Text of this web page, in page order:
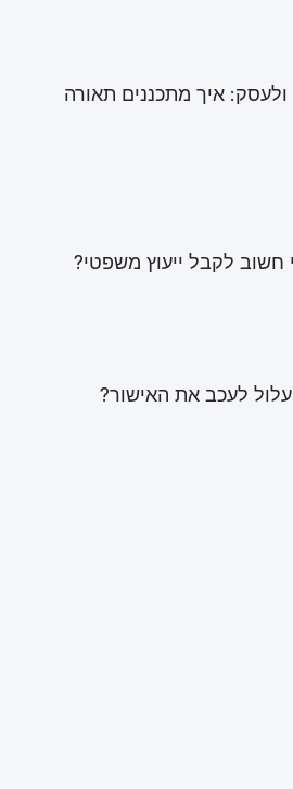
איך מתכננים תאורה
חשוב לקבל ייעוץ משפטי?